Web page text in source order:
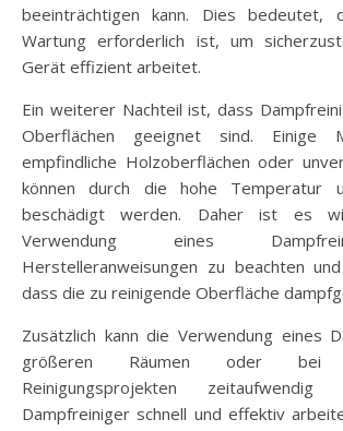
beeinträchtigen kann. Dies bedeutet,
Wartung erforderlich ist, um
Gerät effizient arbeitet.
Ein weiterer Nachteil ist, dass
Oberflächen geeignet sind. Einige
empfindliche Holzoberflächen oder
können durch die hohe Temperatur
beschädigt werden. Daher ist es
Verwendung eines
Herstelleranweisungen zu beachten
dass die zu reinigende Oberfläche
Zusätzlich kann die Verwendung eines
größeren Räumen oder bei
Reinigungsprojekten
Dampfreiniger schnell und effektiv